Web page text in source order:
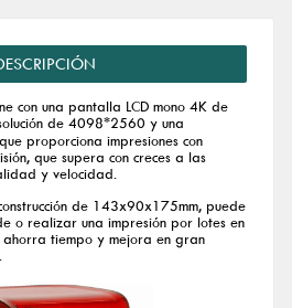
con una pantalla LCD mono 4K de
de 4098*2560 y una
proporciona impresiones con
que supera con creces a las
y velocidad.
de 143x90x175mm, puede
o realizar una impresión por lotes en
tiempo y mejora en gran